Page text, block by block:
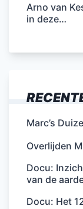
Arno van
in deze…
Marc’s
Overlijden
Docu:
van de
Docu: Het